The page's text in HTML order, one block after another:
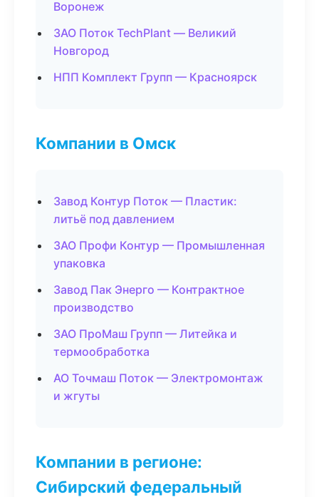
Воронеж
ЗАО Поток TechPlant — Великий
Новгород
НПП Комплект Групп — Красноярск
Компании в Омск
Завод Контур Поток — Пластик:
литьё под давлением
ЗАО Профи Контур — Промышленная
упаковка
Завод Пак Энерго — Контрактное
производство
ЗАО ПроМаш Групп — Литейка и
термообработка
АО Точмаш Поток — Электромонтаж
и жгуты
Компании в регионе:
Сибирский федеральный